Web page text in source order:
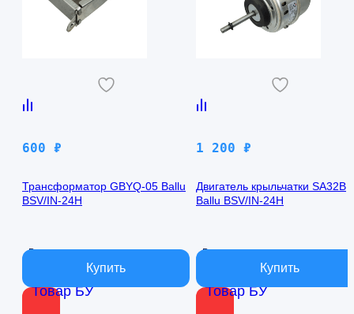
Товар БУ
600 ₽
Трансформатор GBYQ-05 Ballu
BSV/IN-24H
В наличии
Товар БУ
1 200 ₽
Двигатель крыльчатки SA32B
Ballu BSV/IN-24H
В наличии